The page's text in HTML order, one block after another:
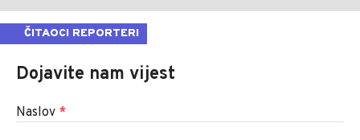
ČITAOCI REPORTERI
Dojavite nam vijest
Naslov *